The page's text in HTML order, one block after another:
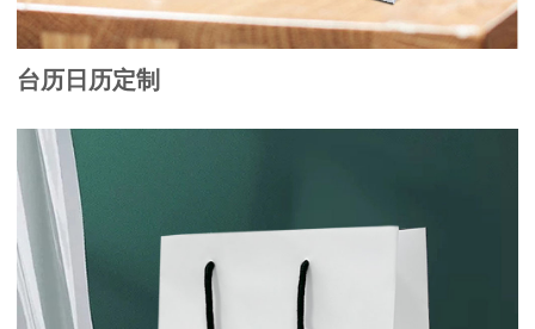
台历日历定制